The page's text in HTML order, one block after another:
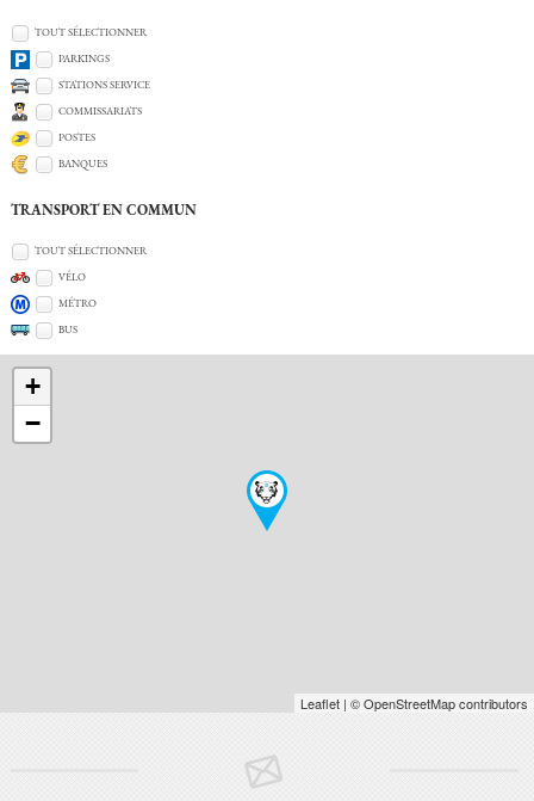
TOUT SÉLECTIONNER
PARKINGS
STATIONS SERVICE
COMMISSARIATS
POSTES
BANQUES
TRANSPORT EN COMMUN
TOUT SÉLECTIONNER
VÉLO
MÉTRO
BUS
+
−
Leaflet | © OpenStreetMap contributors